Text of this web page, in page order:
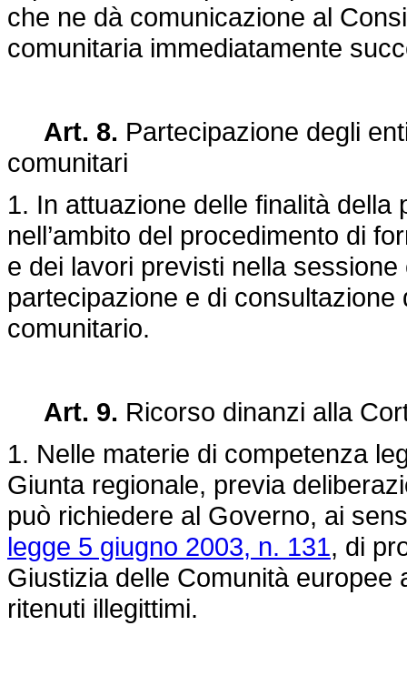
che ne dà comunicazione al
comunitaria immediatamente
Art. 8. Partecipazione degli
comunitari
1. In attuazione delle finalità
nell’ambito del procedimento di
e dei lavori previsti nella
partecipazione e di
comunitario.
Art. 9. Ricorso dinanzi alla
1. Nelle materie di competenza
Giunta regionale, previa
può richiedere al Governo, ai
legge 5 giugno 2003, n. 131, di
Giustizia delle Comunità
ritenuti illegittimi.